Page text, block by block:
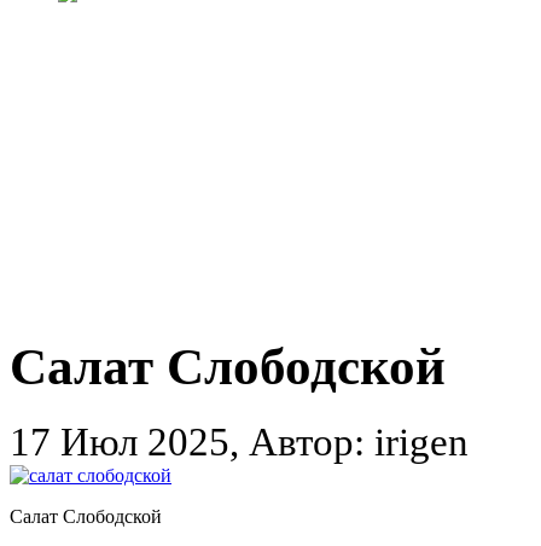
Салат Слободской
17 Июл 2025, Автор: irigen
Салат Слободской